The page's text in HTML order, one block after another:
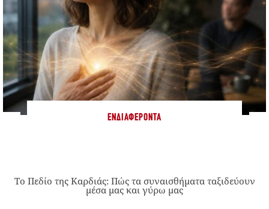
ΕΝΔΙΑΦΈΡΟΝΤΑ
Το Πεδίο της Καρδιάς: Πώς τα συναισθήματα ταξιδεύουν
μέσα μας και γύρω μας